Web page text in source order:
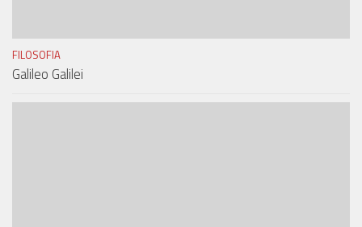
FILOSOFIA
Galileo Galilei